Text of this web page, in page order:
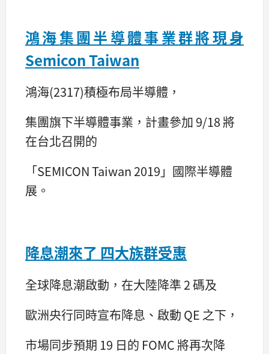
鴻海集團半導體事業群將現身
Semicon Taiwan
鴻海(2317)積極布局半導體，
集團旗下半導體事業，計畫參加 9/18 將
在台北召開的
「SEMICON Taiwan 2019」國際半導體
展。
降息潮來了 四大族群受惠
全球降息潮啟動，在大陸降準 2 碼及
歐洲央行同時宣布降息、啟動 QE 之下，
市場同步預期 19 日的 FOMC 將再次降